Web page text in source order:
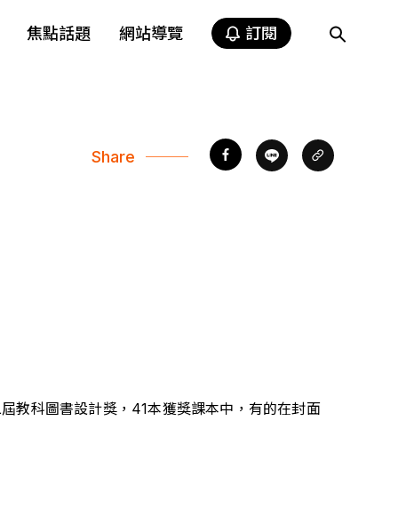
焦點話題 網站導覽 訂閱
Share
教科圖書設計獎，41本獲獎課本中，有的在封面